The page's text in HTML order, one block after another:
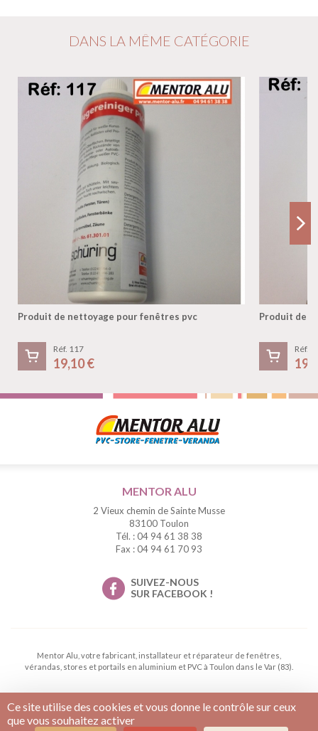
DANS LA MÊME CATÉGORIE
Produit de nettoyage pour fenêtres pvc
Réf. 117
19,10 €
Produit de
Réf.
MENTOR ALU
2 Vieux chemin de Sainte Musse
83100 Toulon
Tél. : 04 94 61 38 38
Fax : 04 94 61 70 93
SUIVEZ-NOUS
SUR FACEBOOK !
Mentor Alu, votre fabricant, installateur et réparateur de fenêtres,
vérandas, stores et portails en aluminium et PVC à Toulon dans le Var (83).
Conditions générales de vente
Ce site utilise des cookies et vous donne le contrôle sur ceux
que vous souhaitez activer